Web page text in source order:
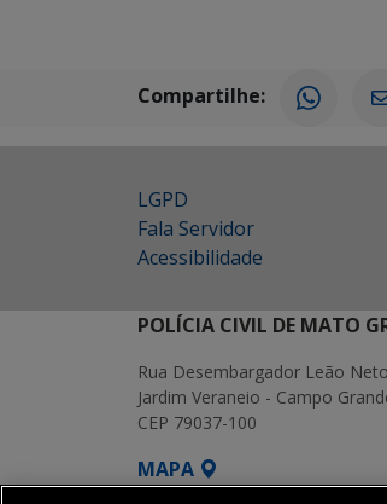
Compartilhe:
LGPD
Fala Servidor
Acessibilidade
POLÍCIA CIVIL DE MATO
Rua Desembargador Leão
Jardim Veraneio - Campo
CEP 79037-100
MAPA